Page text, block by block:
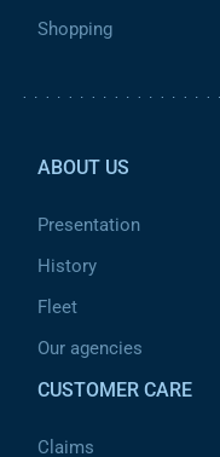
Shopping
ABOUT US
Presentation
History
Fleet
Our agencies
CUSTOMER CARE
Claims